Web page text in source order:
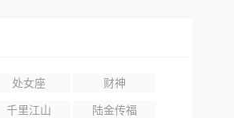
处女座 财神
千里江山 陆金传福